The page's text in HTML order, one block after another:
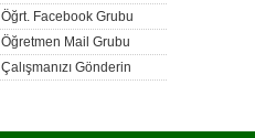
Öğrt. Facebook Grubu
Öğretmen Mail Grubu
Çalışmanızı Gönderin